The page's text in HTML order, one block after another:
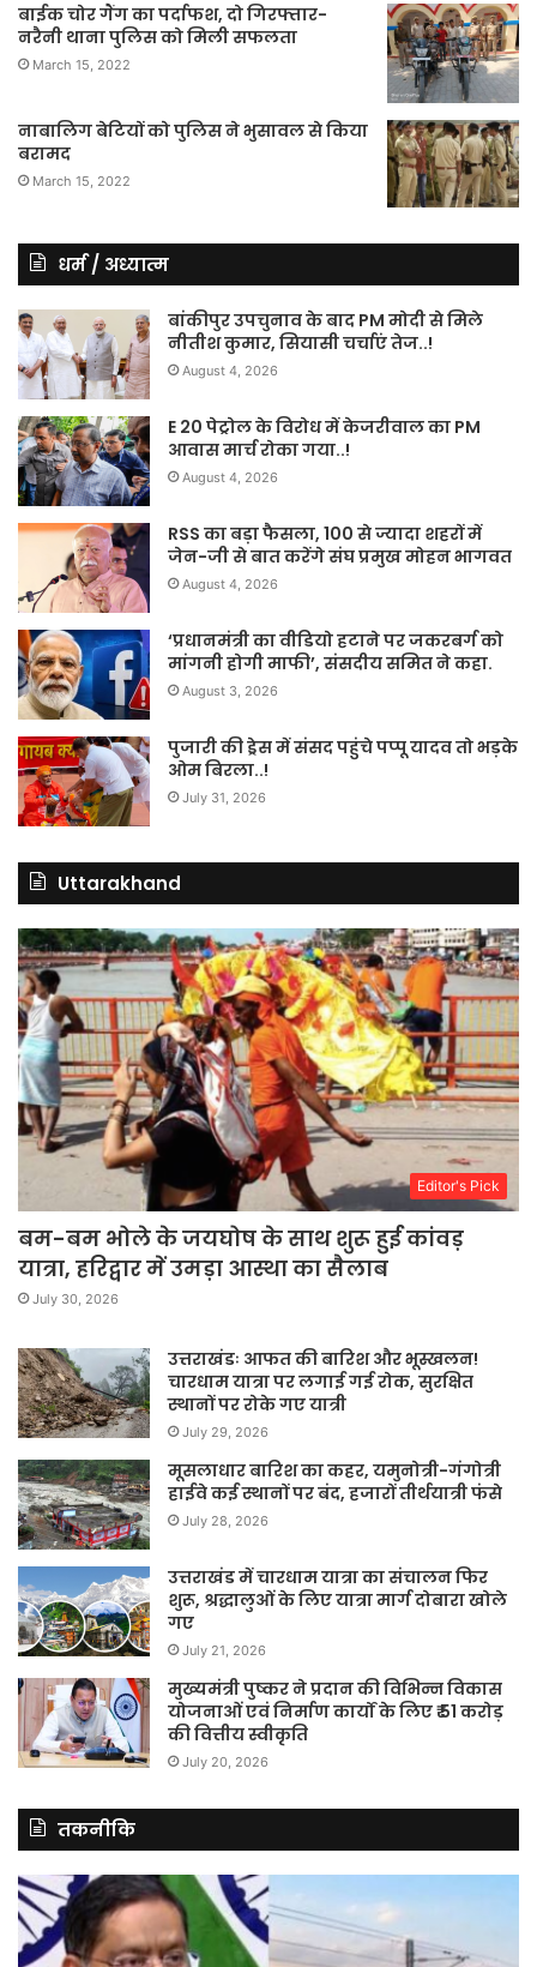
बाईक चोर गैंग का पर्दाफश, दो गिरफ्तार-
नरैनी थाना पुलिस को मिली सफलता
March 15, 2022
नाबालिग बेटियों को पुलिस ने भुसावल से किया
बरामद
March 15, 2022
धर्म / अध्यात्म
बांकीपुर उपचुनाव के बाद PM मोदी से मिले
नीतीश कुमार, सियासी चर्चाएं तेज..!
August 4, 2026
E 20 पेट्रोल के विरोध में केजरीवाल का PM
आवास मार्च रोका गया..!
August 4, 2026
RSS का बड़ा फैसला, 100 से ज्यादा शहरों में
जेन-जी से बात करेंगे संघ प्रमुख मोहन भागवत
August 4, 2026
‘प्रधानमंत्री का वीडियो हटाने पर जकरबर्ग को
मांगनी होगी माफी’, संसदीय समित ने कहा.
August 3, 2026
पुजारी की ड्रेस में संसद पहुंचे पप्पू यादव तो भड़के
ओम बिरला..!
July 31, 2026
Uttarakhand
Editor's Pick
बम-बम भोले के जयघोष के साथ शुरू हुई कांवड़
यात्रा, हरिद्वार में उमड़ा आस्था का सैलाब
July 30, 2026
उत्तराखंडः आफत की बारिश और भूस्खलन!
चारधाम यात्रा पर लगाई गई रोक, सुरक्षित
स्थानों पर रोके गए यात्री
July 29, 2026
मूसलाधार बारिश का कहर, यमुनोत्री-गंगोत्री
हाईवे कई स्थानों पर बंद, हजारों तीर्थयात्री फंसे
July 28, 2026
उत्तराखंड में चारधाम यात्रा का संचालन फिर
शुरू, श्रद्धालुओं के लिए यात्रा मार्ग दोबारा खोले
गए
July 21, 2026
मुख्यमंत्री पुष्कर ने प्रदान की विभिन्न विकास
योजनाओं एवं निर्माण कार्यों के लिए ₹ 51 करोड़
की वित्तीय स्वीकृति
July 20, 2026
तकनीकि